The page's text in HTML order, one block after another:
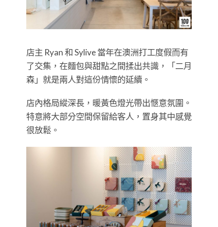
店主 Ryan 和 Sylive 當年在澳洲打工度假而有
了交集，在麵包與甜點之間揉出共識，「二月
森」就是兩人對這份情懷的延續。
店內格局縱深長，暖黃色燈光帶出愜意氛圍。
特意將大部分空間保留給客人，置身其中感覺
很放鬆。